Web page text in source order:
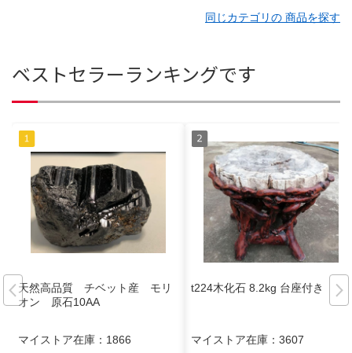
同じカテゴリの 商品を探す
ベストセラーランキングです
天然高品質 チベット産 モリ
オン 原石10AA
マイストア在庫： 1866
t224木化石 8.2kg 台座付き
マイストア在庫： 3607